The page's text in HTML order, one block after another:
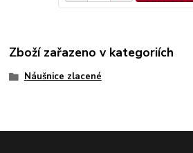
Zboží zařazeno v kategoriích
Náušnice zlacené